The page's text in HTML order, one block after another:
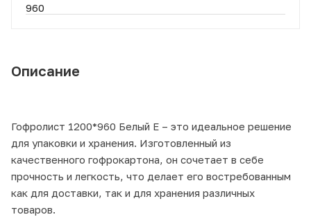
960
Описание
Гофролист 1200*960 Белый Е – это идеальное решение
для упаковки и хранения. Изготовленный из
качественного гофрокартона, он сочетает в себе
прочность и легкость, что делает его востребованным
как для доставки, так и для хранения различных
товаров.